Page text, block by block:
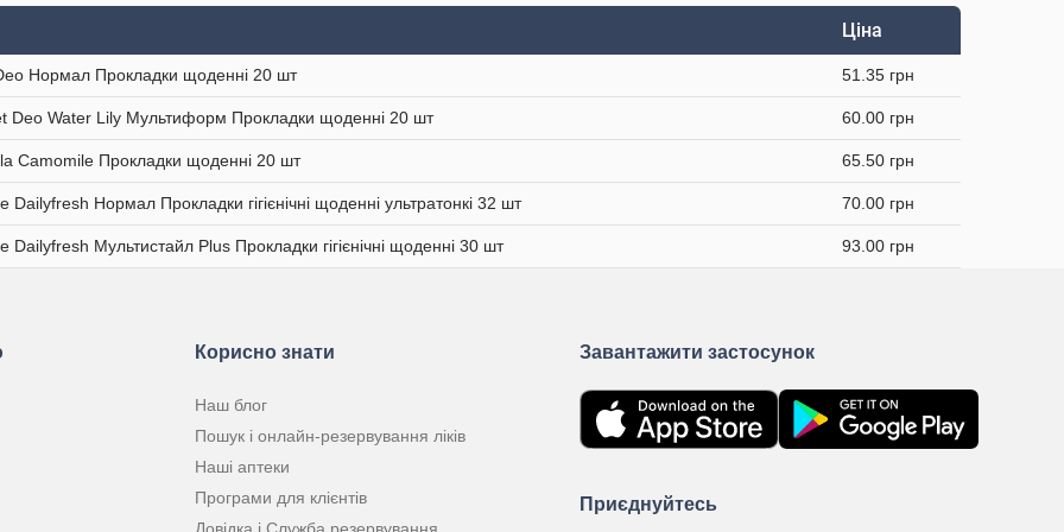
Ціна
Нормал Прокладки щоденні 20 шт 51.35 грн
Deo Water Lily Мультиформ Прокладки щоденні 20 шт 60.00 грн
Camomile Прокладки щоденні 20 шт 65.50 грн
Dailyfresh Нормал Прокладки гігієнічні щоденні ультратонкі 32 шт 70.00 грн
Dailyfresh Мультистайл Plus Прокладки гігієнічні щоденні 30 шт 93.00 грн
Корисно знати
Наш блог
Пошук і онлайн-резервування ліків
Наші аптеки
Програми для клієнтів
Завантажити застосунок
Приєднуйтесь